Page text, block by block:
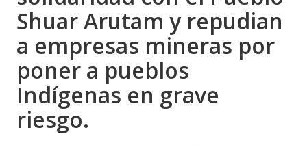
Shuar Arutam y repudian
a empresas mineras por
poner a pueblos
Indígenas en grave
riesgo.